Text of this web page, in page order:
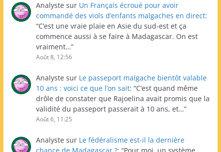
Analyste sur Un Français écroué pour avoir
commandé des viols d’enfants malgaches en direct:
“C’est une vraie plaie en Asie du sud-est et ça
commence aussi à se faire à Madagascar. On est
vraiment…”
Août 8, 12:56
Analyste sur Le passeport malgache bientôt valable
10 ans : voici ce que l’on sait: “C’est quand même
drôle de constater que Rajoelina avait promis que la
validité du passeport passerait à 10 ans, et…”
Août 6, 11:25
Analyste sur Le fédéralisme est-il la dernière
chance de Madagascar ?: “Pour moi, un système